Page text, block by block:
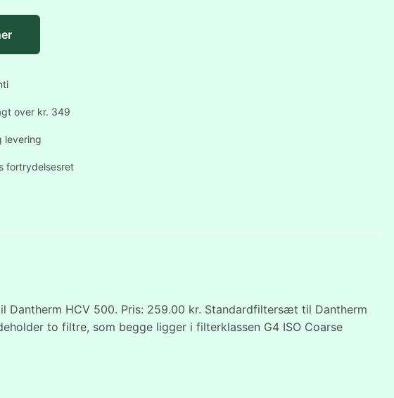
over kr. 349
levering
fortrydelsesret
HCV 500. Pris: 259.00 kr. Standardfiltersæt til Dantherm
to filtre, som begge ligger i filterklassen G4 ISO Coarse